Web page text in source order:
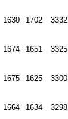
1630 1702 3332
1674 1651 3325
1675 1625 3300
1664 1634 3298